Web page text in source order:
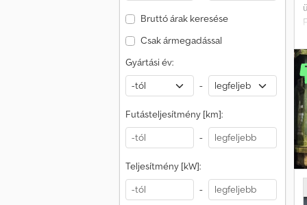
Bruttó árak keresése
Csak ármegadással
Gyártási év:
-
Futásteljesítmény [km]:
-
Teljesítmény [kW]:
-